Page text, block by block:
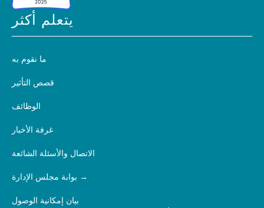
يتعلم أكثر
ما نقوم به
قصص التأثير
الوظائف
غرفة الأخبار
الاتصال والأسئلة الشائعة
بوابة مجلس الإدارة
بيان إمكانية الوصول